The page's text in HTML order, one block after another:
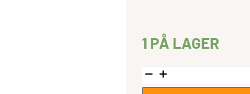
1 PÅ LAGER
LinkIT
Toslink